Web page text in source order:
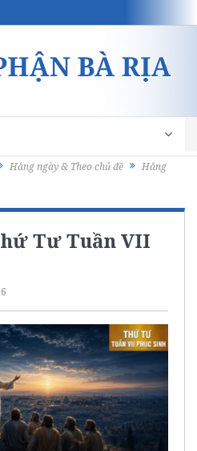
Hằng ngày & Theo chủ đề
Hằng
Tư Tuần VII